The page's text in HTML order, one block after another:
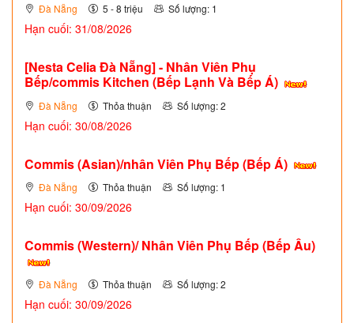
Đà Nẵng 5 - 8 triệu Số lượng: 1
Hạn cuối: 31/08/2026
[Nesta Celia Đà Nẵng] - Nhân Viên Phụ
Bếp/commis Kitchen (Bếp Lạnh Và Bếp Á)
Đà Nẵng Thỏa thuận Số lượng: 2
Hạn cuối: 30/08/2026
Commis (Asian)/nhân Viên Phụ Bếp (Bếp Á)
Đà Nẵng Thỏa thuận Số lượng: 1
Hạn cuối: 30/09/2026
Commis (Western)/ Nhân Viên Phụ Bếp (Bếp Âu)
Đà Nẵng Thỏa thuận Số lượng: 2
Hạn cuối: 30/09/2026